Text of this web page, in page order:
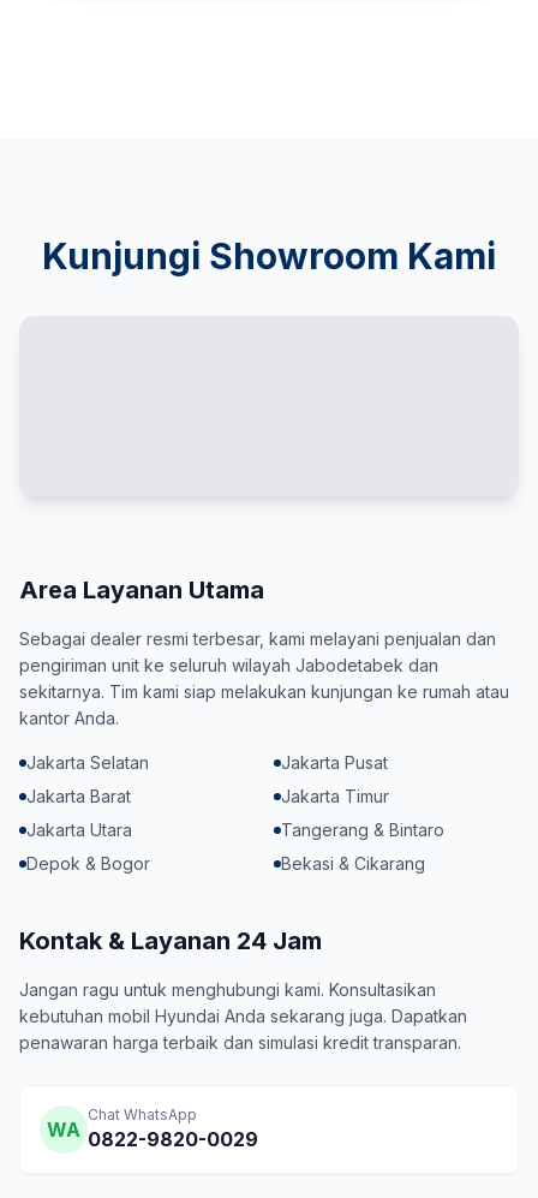
Kunjungi Showroom Kami
Area Layanan Utama
Sebagai dealer resmi terbesar, kami melayani penjualan dan
pengiriman unit ke seluruh wilayah Jabodetabek dan
sekitarnya. Tim kami siap melakukan kunjungan ke rumah atau
kantor Anda.
Jakarta Selatan
Jakarta Pusat
Jakarta Barat
Jakarta Timur
Jakarta Utara
Tangerang & Bintaro
Depok & Bogor
Bekasi & Cikarang
Kontak & Layanan 24 Jam
Jangan ragu untuk menghubungi kami. Konsultasikan
kebutuhan mobil Hyundai Anda sekarang juga. Dapatkan
penawaran harga terbaik dan simulasi kredit transparan.
WA
Chat WhatsApp
0822-9820-0029